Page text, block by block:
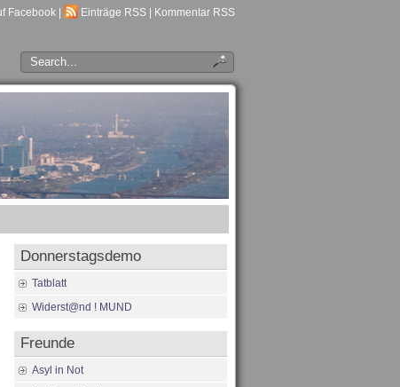
Facebook Einträge RSS Kommentar RSS
Donnerstagsdemo
Tatblatt
Widerst@nd ! MUND
Freunde
Asyl in Not